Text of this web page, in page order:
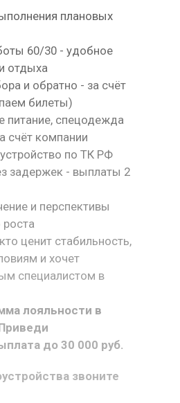
плановых
60/30 - удобное
отдыха
и обратно - за счёт
билеты)
питание, спецодежда
счёт компании
по ТК РФ
задержек - выплаты 2
и перспективы
ценит стабильность,
и хочет
специалистом в
лояльности в
до 30 000 руб.
звоните